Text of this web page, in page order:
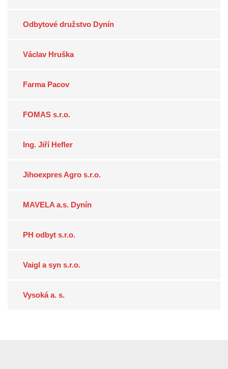
Odbytové družstvo Dynín
Václav Hruška
Farma Pacov
FOMAS s.r.o.
Ing. Jiří Hefler
Jihoexpres Agro s.r.o.
MAVELA a.s. Dynín
PH odbyt s.r.o.
Vaigl a syn s.r.o.
Vysoká a. s.